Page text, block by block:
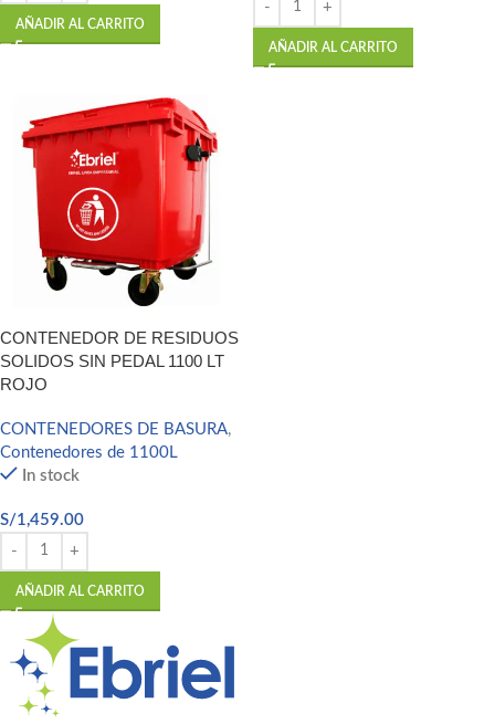
AÑADIR AL CARRITO
AÑADIR AL CARRITO
CONTENEDOR DE RESIDUOS
SOLIDOS SIN PEDAL 1100 LT
ROJO
CONTENEDORES DE BASURA,
Contenedores de 1100L
In stock
S/1,459.00
AÑADIR AL CARRITO